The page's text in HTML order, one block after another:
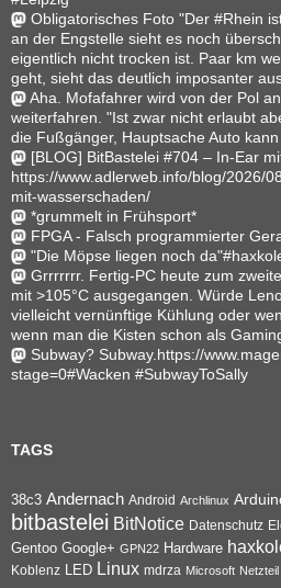
Obligatorisches Foto "Der #Rhein
an der Engstelle sieht es noch
eigentlich nicht trocken ist. Paar km
geht, sieht das deutlich imposanter
Aha. Mofafahrer wird von der Pol
weiterfahren. "Ist zwar nicht erlaubt
die Fußgänger, Hauptsache Auto kann
[BLOG] BitBastelei #704 – In-Ear
https://www.adlerweb.info/blog/2026/
mit-wasserschaden/
*grummelt in Frühsport*
FPGA - Falsch programmierter
"Die Möpse liegen noch
Grrrrrrr. Fertig-PC heute zum
mit >105°C ausgegangen. Würde
vielleicht vernünftige Kühlung oder
wenn man die Kisten schon als
Subway? Subway.https://
stage=0#Wacken #SubwayToSally
TAGS
38c3 Andernach Android Archlinux
bitbastelei BitNotice Datenschutz
Gentoo Google+ GPN22 Hardware
Koblenz LED Linux mdrza Microsoft Netzteil